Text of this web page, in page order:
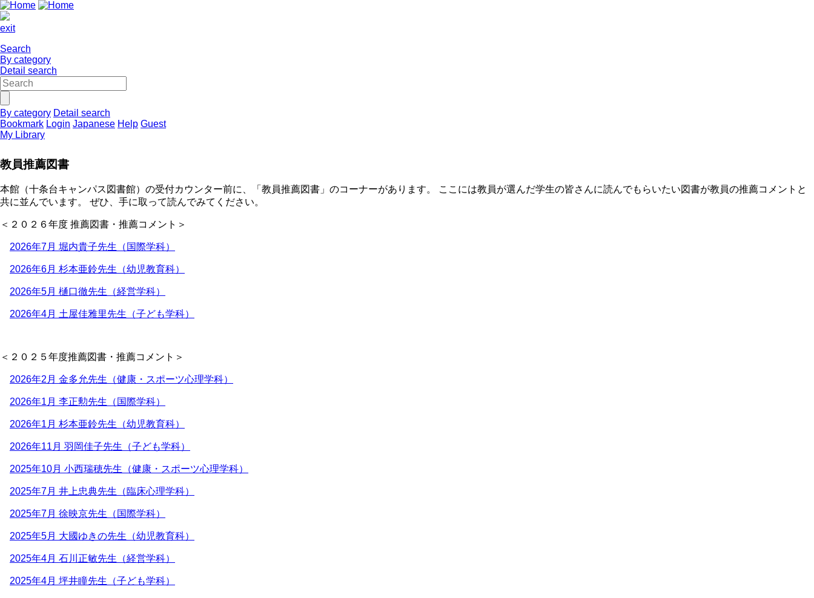
exit
Search
By category
Detail search
By category Detail search
Bookmark Login Japanese Help Guest
My Library
教員推薦図書
本館（十条台キャンパス図書館）の受付カウンター前に、「教員推薦図書」のコーナーがあります。 ここには教員が選んだ学生の皆さんに読んでもらいたい図書が教員の推薦コメントと
共に並んでいます。 ぜひ、手に取って読んでみてください。
＜２０２６年度 推薦図書・推薦コメント＞
2026年7月 堀内貴子先生（国際学科）
2026年6月 杉本亜鈴先生（幼児教育科）
2026年5月 樋口徹先生（経営学科）
2026年4月 土屋佳雅里先生（子ども学科）
＜２０２５年度推薦図書・推薦コメント＞
2026年2月 金多允先生（健康・スポーツ心理学科）
2026年1月 李正勲先生（国際学科）
2026年1月 杉本亜鈴先生（幼児教育科）
2026年11月 羽岡佳子先生（子ども学科）
2025年10月 小西瑞穂先生（健康・スポーツ心理学科）
2025年7月 井上忠典先生（臨床心理学科）
2025年7月 徐映京先生（国際学科）
2025年5月 大國ゆきの先生（幼児教育科）
2025年4月 石川正敏先生（経営学科）
2025年4月 坪井瞳先生（子ども学科）